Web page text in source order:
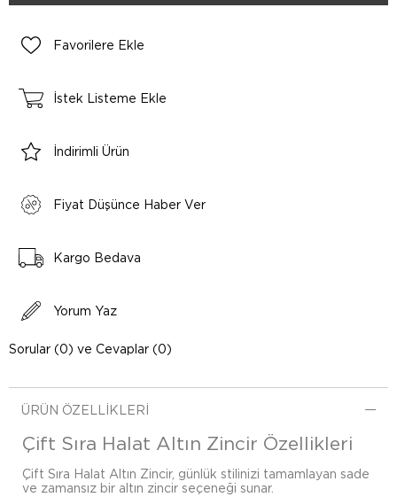
Favorilere Ekle
İstek Listeme Ekle
İndirimli Ürün
Fiyat Düşünce Haber Ver
Kargo Bedava
Yorum Yaz
Sorular (0) ve Cevaplar (0)
ÜRÜN ÖZELLIKLERI
Çift Sıra Halat Altın Zincir Özellikleri
Çift Sıra Halat Altın Zincir, günlük stilinizi tamamlayan sade
ve zamansız bir altın zincir seçeneği sunar.